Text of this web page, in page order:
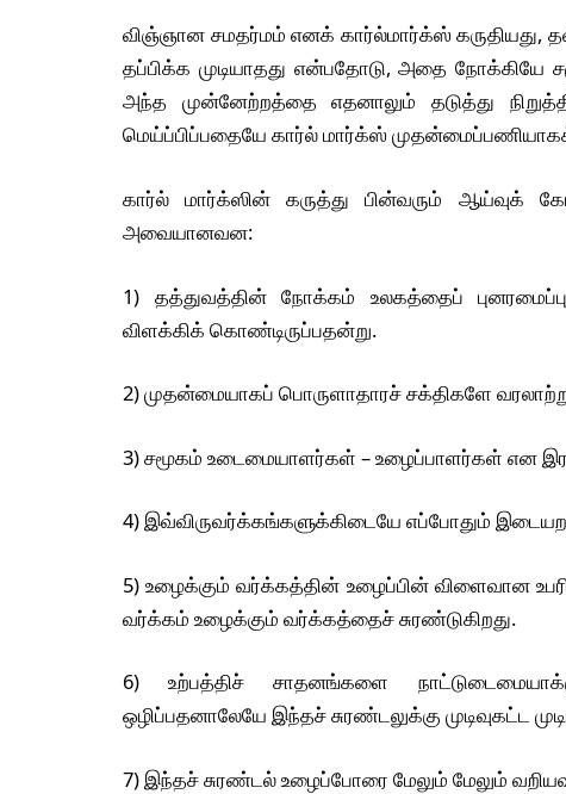
விஞ்ஞான சமதர்மம் எனக் கார்ல்மார்க்ஸ் கருதியது,
தப்பிக்க முடியாதது என்பதோடு, அதை நோக்கியே
அந்த முன்னேற்றத்தை எதனாலும் தடுத்து
மெய்ப்பிப்பதையே கார்ல் மார்க்ஸ்
கார்ல் மார்க்ஸின் கருத்து பின்வரும் ஆய்வுக்
அவையானவன:
1) தத்துவத்தின் நோக்கம் உலகத்தைப்
விளக்கிக் கொண்டிருப்பதன்று.
2) முதன்மையாகப் பொருளாதாரச் சக்திகளே
3) சமூகம் உடைமையாளர்கள் – உழைப்பாளர்கள் என
4) இவ்விருவர்க்கங்களுக்கிடையே எப்போதும்
5) உழைக்கும் வர்க்கத்தின் உழைப்பின் விளைவான
வர்க்கம் உழைக்கும் வர்க்கத்தைச் சுரண்டுகிறது.
6) உற்பத்திச் சாதனங்களை
ஒழிப்பதனாலேயே இந்தச் சுரண்டலுக்கு முடிவுகட்ட
7) இந்தச் சுரண்டல் உழைப்போரை மேலும் மேலும்